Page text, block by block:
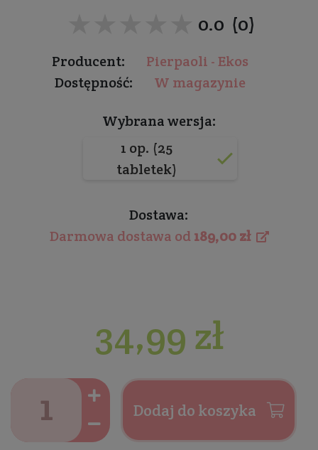
0.0 (0)
Producent:
Pierpaoli - Ekos
Dostępność:
W magazynie
Wybrana wersja:
1 op. (25
tabletek)
Dostawa:
Darmowa dostawa od189,00 zł
34,99 zł
Dodaj do koszyka